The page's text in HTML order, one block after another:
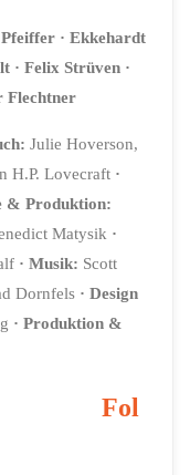
·Ekkehardt
· Felix Strüven ·
Flechtner
Julie Hoverson,
H.P. Lovecraft ·
& Produktion:
Matysik ·
· Musik: Scott
Dornfels · Design
· Produktion &
Fol